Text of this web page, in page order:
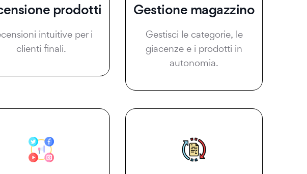
prodotti
intuitive per i
clienti finali.
Gestione magazzino
Gestisci le categorie, le
giacenze e i prodotti in
autonomia.